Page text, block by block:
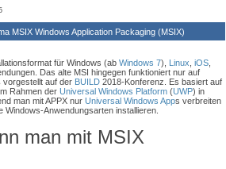
MSIX Windows Application Packaging (MSIX)
für Windows (ab Windows 7), Linux iOS,
Das alte MSI hingegen funktioniert nur auf
vorgestellt auf der BUILD2018-Konferenz. Es basiert auf
Rahmen der Universal Windows Platform(UWP) in
man mit APPX nur Universal Windows Apps verbreiten
Windows-Anwendungsarten installieren.
man mit MSIX